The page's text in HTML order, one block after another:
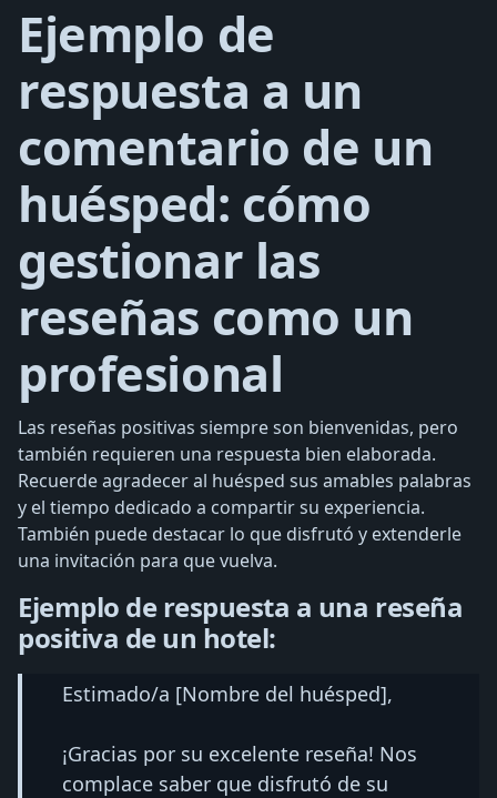
Ejemplo de
respuesta a un
comentario de un
huésped: cómo
gestionar las
reseñas como un
profesional
Las reseñas positivas siempre son bienvenidas, pero
también requieren una respuesta bien elaborada.
Recuerde agradecer al huésped sus amables palabras
y el tiempo dedicado a compartir su experiencia.
También puede destacar lo que disfrutó y extenderle
una invitación para que vuelva.
Ejemplo de respuesta a una reseña
positiva de un hotel:
Estimado/a [Nombre del huésped],
¡Gracias por su excelente reseña! Nos
complace saber que disfrutó de su